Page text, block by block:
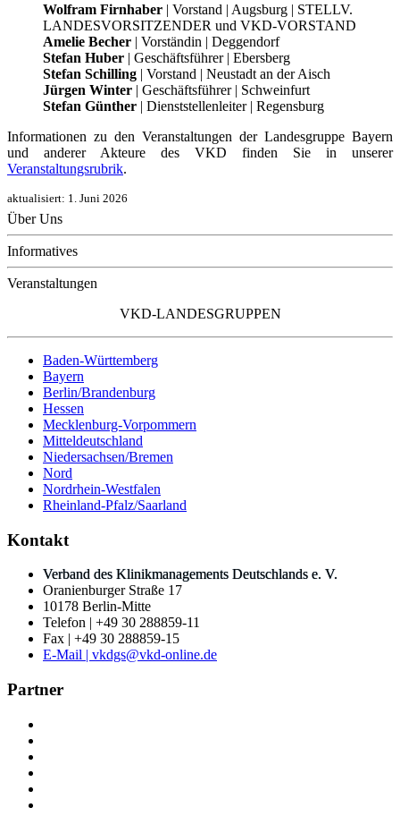
Wolfram Firnhaber | Vorstand | Augsburg | STELLV.
LANDESVORSITZENDER und VKD-VORSTAND
Amelie Becher | Vorständin | Deggendorf
Stefan Huber | Geschäftsführer | Ebersberg
Stefan Schilling | Vorstand | Neustadt an der Aisch
Jürgen Winter | Geschäftsführer | Schweinfurt
Stefan Günther | Dienststellenleiter | Regensburg
Informationen zu den Veranstaltungen der Landesgruppe Bayern
und anderer Akteure des VKD finden Sie in unserer
Veranstaltungsrubrik.
aktualisiert: 1. Juni 2026
Über Uns
Informatives
Veranstaltungen
VKD-LANDESGRUPPEN
Baden-Württemberg
Bayern
Berlin/Brandenburg
Hessen
Mecklenburg-Vorpommern
Mitteldeutschland
Niedersachsen/Bremen
Nord
Nordrhein-Westfalen
Rheinland-Pfalz/Saarland
Kontakt
Verband des Klinikmanagements Deutschlands e. V.
Oranienburger Straße 17
10178 Berlin-Mitte
Telefon | +49 30 288859-11
Fax | +49 30 288859-15
E-Mail | vkdgs@vkd-online.de
Partner